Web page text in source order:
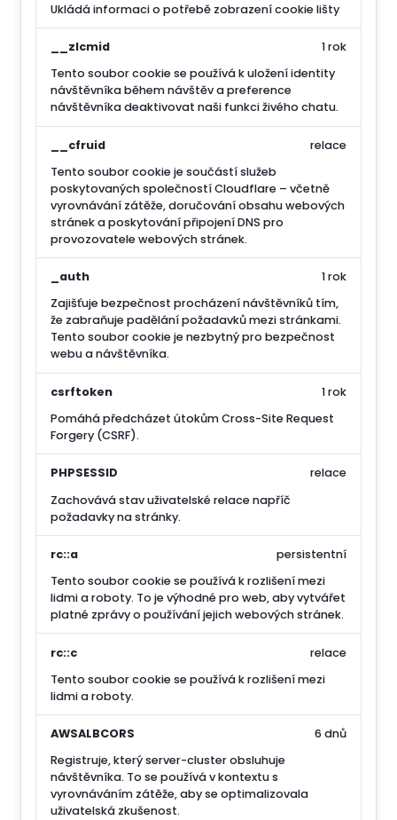
Ukládá informaci o potřebě zobrazení cookie lišty
__zlcmid
Tento soubor cookie se používá k uložení identity
návštěvníka během návštěv a preference
návštěvníka deaktivovat naši funkci živého chatu.
1 rok
__cfruid
Tento soubor cookie je součástí služeb
poskytovaných společností Cloudflare – včetně
vyrovnávání zátěže, doručování obsahu webových
stránek a poskytování připojení DNS pro
provozovatele webových stránek.
relace
_auth
Zajišťuje bezpečnost procházení návštěvníků tím,
že zabraňuje padělání požadavků mezi stránkami.
Tento soubor cookie je nezbytný pro bezpečnost
webu a návštěvníka.
1 rok
csrftoken
Pomáhá předcházet útokům Cross-Site Request
Forgery (CSRF).
1 rok
PHPSESSID
Zachovává stav uživatelské relace napříč
požadavky na stránky.
relace
rc::a
Tento soubor cookie se používá k rozlišení mezi
lidmi a roboty. To je výhodné pro web, aby vytvářet
platné zprávy o používání jejich webových stránek.
persistentní
rc::c
Tento soubor cookie se používá k rozlišení mezi
lidmi a roboty.
relace
AWSALBCORS
Registruje, který server-cluster obsluhuje
návštěvníka. To se používá v kontextu s
vyrovnáváním zátěže, aby se optimalizovala
uživatelská zkušenost.
6 dnů